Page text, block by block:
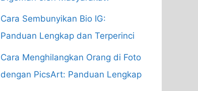
Cara Sembunyikan Bio IG:
Panduan Lengkap dan Terperinci
Cara Menghilangkan Orang di Foto
dengan PicsArt: Panduan Lengkap